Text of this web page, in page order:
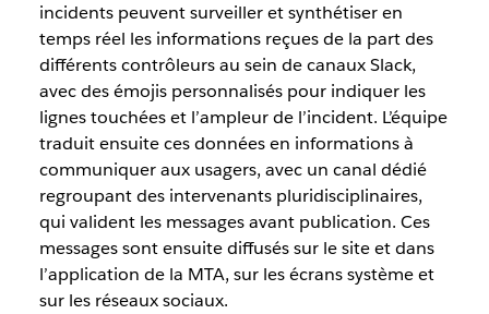
incidents peuvent surveiller et synthétiser en
temps réel les informations reçues de la part des
différents contrôleurs au sein de canaux Slack,
avec des émojis personnalisés pour indiquer les
lignes touchées et l’ampleur de l’incident. L’équipe
traduit ensuite ces données en informations à
communiquer aux usagers, avec un canal dédié
regroupant des intervenants pluridisciplinaires,
qui valident les messages avant publication. Ces
messages sont ensuite diffusés sur le site et dans
l’application de la MTA, sur les écrans système et
sur les réseaux sociaux.